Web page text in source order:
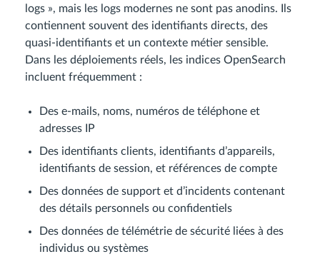
logs », mais les logs modernes ne sont pas anodins. Ils
contiennent souvent des identifiants directs, des
quasi-identifiants et un contexte métier sensible.
Dans les déploiements réels, les indices OpenSearch
incluent fréquemment :
Des e-mails, noms, numéros de téléphone et
adresses IP
Des identifiants clients, identifiants d’appareils,
identifiants de session, et références de compte
Des données de support et d’incidents contenant
des détails personnels ou confidentiels
Des données de télémétrie de sécurité liées à des
individus ou systèmes